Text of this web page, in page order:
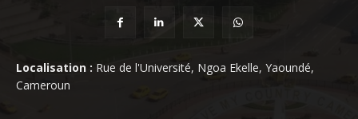
Localisation : Rue de l'Université, Ngoa Ekelle, Yaoundé,
Cameroun